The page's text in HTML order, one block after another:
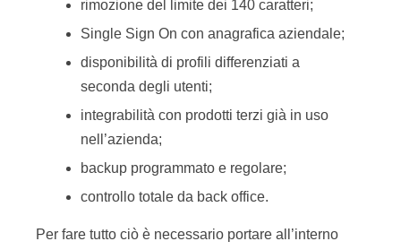
rimozione del limite dei 140 caratteri;
Single Sign On con anagrafica aziendale;
disponibilità di profili differenziati a
seconda degli utenti;
integrabilità con prodotti terzi già in uso
nell’azienda;
backup programmato e regolare;
controllo totale da back office.
Per fare tutto ciò è necessario portare all’interno